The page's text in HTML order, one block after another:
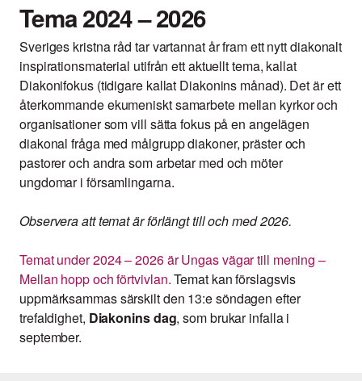
Tema 2024 – 2026
Sveriges kristna råd tar vartannat år fram ett nytt diakonalt
inspirationsmaterial utifrån ett aktuellt tema, kallat
Diakonifokus (tidigare kallat Diakonins månad). Det är ett
återkommande ekumeniskt samarbete mellan kyrkor och
organisationer som vill sätta fokus på en angelägen
diakonal fråga med målgrupp diakoner, präster och
pastorer och andra som arbetar med och möter
ungdomar i församlingarna.
Observera att temat är förlängt till och med 2026.
Temat under 2024 – 2026 är Ungas vägar till mening –
Mellan hopp och förtvivlan.Temat kan förslagsvis
uppmärksammas särskilt den 13:e söndagen efter
trefaldighet, Diakonins dag, som brukar infalla i
september.